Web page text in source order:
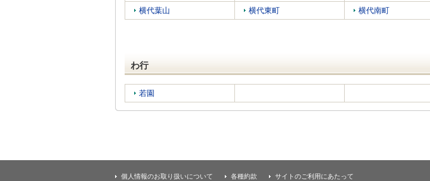
横代葉山
横代東町 横代南町
わ行
若園
個人情報のお取り扱いについて 各種約款 サイトのご利用にあたって